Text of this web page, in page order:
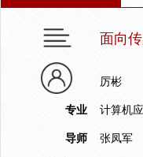
面向
厉彬
专业
计算机
导师
张凤军